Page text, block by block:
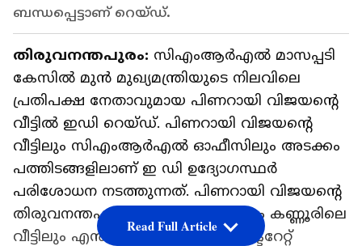
ബന്ധപ്പെട്ടാണ് റെയ്‌ഡ്.
തിരുവനന്തപുരം: സിഎംആർഎൽ മാസപ്പടി
കേസില്‍ മുന്‍ മുഖ്യമന്ത്രിയുടെ നിലവിലെ
പ്രതിപക്ഷ നേതാവുമായ പിണറായി വിജയന്റെ
വീട്ടില്‍ ഇഡി റെയ്ഡ്. പിണറായി വിജയന്‍റെ
വീട്ടിലും സിഎംആര്‍എല്‍ ഓഫീസിലും അടക്കം
പത്തിടങ്ങളിലാണ് ഇ ഡി ഉദ്യോഗസ്ഥര്‍
പരിശോധന നടത്തുന്നത്. പിണറായി വിജയന്റെ
തിരുവനന്തപുരത്തെ വാടക വീട്ടിലും കണ്ണൂരിലെ
വീട്ടിലും എൻഫോഴ്സ്മെന്‍റ് ഡയറക്ടറേറ്റ്
Read Full Article